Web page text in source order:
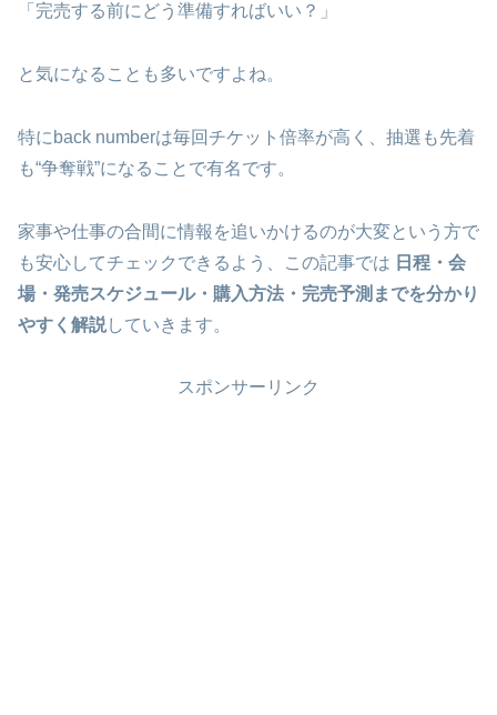
「完売する前にどう準備すればいい？」
と気になることも多いですよね。
特にback numberは毎回チケット倍率が高く、抽選も先着
も“争奪戦”になることで有名です。
家事や仕事の合間に情報を追いかけるのが大変という方で
も安心してチェックできるよう、この記事では 日程・会
場・発売スケジュール・購入方法・完売予測までを分かり
やすく解説していきます。
スポンサーリンク